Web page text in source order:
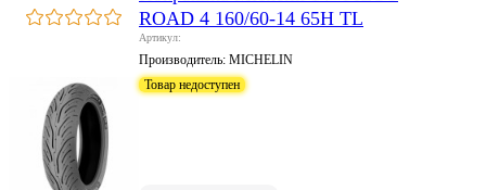
ROAD 4 160/60-14 65H TL
Артикул:
Производитель: MICHELIN
Товар недоступен